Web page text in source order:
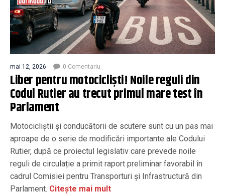
mai 12, 2026 0 Comentariu
Liber pentru motocicliști! Noile reguli din
Codul Rutier au trecut primul mare test în
Parlament
Motocicliștii și conducătorii de scutere sunt cu un pas mai
aproape de o serie de modificări importante ale Codului
Rutier, după ce proiectul legislativ care prevede noile
reguli de circulație a primit raport preliminar favorabil în
cadrul Comisiei pentru Transporturi și Infrastructură din
Parlament. Citește mai mult